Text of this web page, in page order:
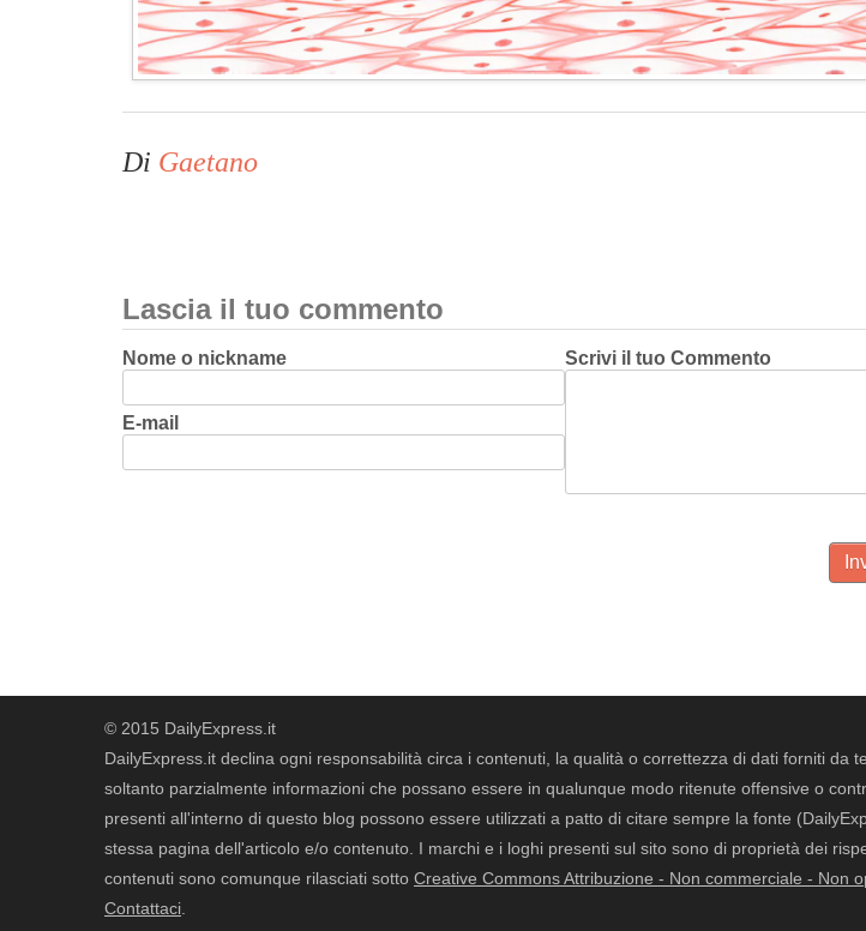
Di Gaetano
Lascia il tuo commento
Nome o nickname
E-mail
Scrivi il tuo Commento
© 2015 DailyExpress.it
DailyExpress.it declina ogni responsabilità circa i contenuti, la qualità o correttezza di dati forniti
soltanto parzialmente informazioni che possano essere in qualunque modo ritenute offensive o
presenti all'interno di questo blog possono essere utilizzati a patto di citare sempre la fonte
stessa pagina dell'articolo e/o contenuto. I marchi e i loghi presenti sul sito sono di proprietà dei
contenuti sono comunque rilasciati sotto Creative Commons Attribuzione - Non commerciale - Non
Contattaci